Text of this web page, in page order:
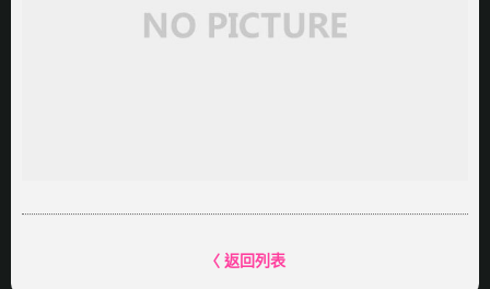
〈 返回列表